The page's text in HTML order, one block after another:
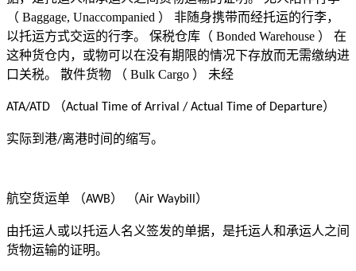
（ Baggage, Unaccompanied ） 非随身携带而经托运的行李，
以托运方式交运的行李。 保税仓库（ Bonded Warehouse ） 在
这种货仓内，或物可以在没有期限的情况下存放而无需缴纳进
口关税。 散件货物 （ Bulk Cargo ） 未经
ATA/ATD （Actual Time of Arrival / Actual Time of Departure）
实际到港/离港时间的缩写。
航空货运单 （AWB） （Air Waybill）
由托运人或以托运人名义签发的单据，是托运人和承运人之间
货物运输的证明。